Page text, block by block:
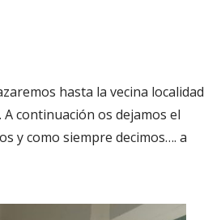
hasta la vecina localidad
continuación os dejamos el
y como siempre decimos…. a